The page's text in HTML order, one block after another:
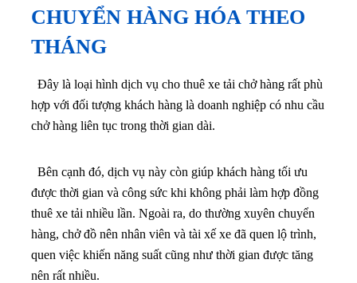
CHUYỂN HÀNG HÓA THEO
THÁNG
Đây là loại hình dịch vụ cho thuê xe tải chở hàng rất phù
hợp với đối tượng khách hàng là doanh nghiệp có nhu cầu
chở hàng liên tục trong thời gian dài.
Bên cạnh đó, dịch vụ này còn giúp khách hàng tối ưu
được thời gian và công sức khi không phải làm hợp đồng
thuê xe tải nhiều lần. Ngoài ra, do thường xuyên chuyển
hàng, chở đồ nên nhân viên và tài xế xe đã quen lộ trình,
quen việc khiến năng suất cũng như thời gian được tăng
nên rất nhiều.